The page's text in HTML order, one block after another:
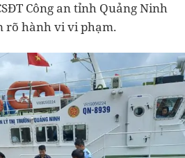
Công an tỉnh Quảng Ninh
rõ hành vi vi phạm.